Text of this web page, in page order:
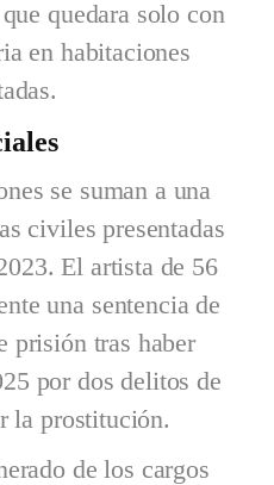
quedara solo con
en habitaciones
se suman a una
civiles presentadas
El artista de 56
una sentencia de
prisión tras haber
por dos delitos de
la prostitución.
de los cargos